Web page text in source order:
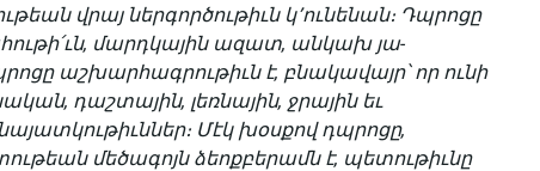
վրայ ներգործութիւն կ՚ունենան։ Դպրոցը
մարդկային ազատ, անկախ յա­
աշխարհագրութիւն է, բնակավայր՝ որ ունի
դաշտային, լեռնային, ջրային եւ
Մէկ խօսքով դպրոցը,
մեծագոյն ձեոքբերամն է, պետութիւնը